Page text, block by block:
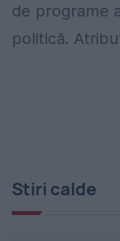
de programe
politică.
Stiri calde